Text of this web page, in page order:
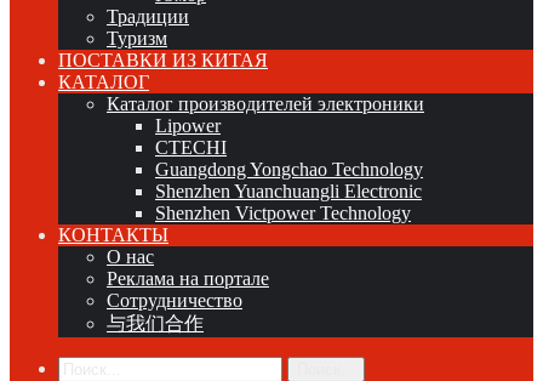
Традиции
Туризм
ПОСТАВКИ ИЗ КИТАЯ
КАТАЛОГ
Каталог производителей электроники
Lipower
CTECHI
Guangdong Yongchao Technology
Shenzhen Yuanchuangli Electronic
Shenzhen Victpower Technology
КОНТАКТЫ
О нас
Реклама на портале
Сотрудничество
与我们合作